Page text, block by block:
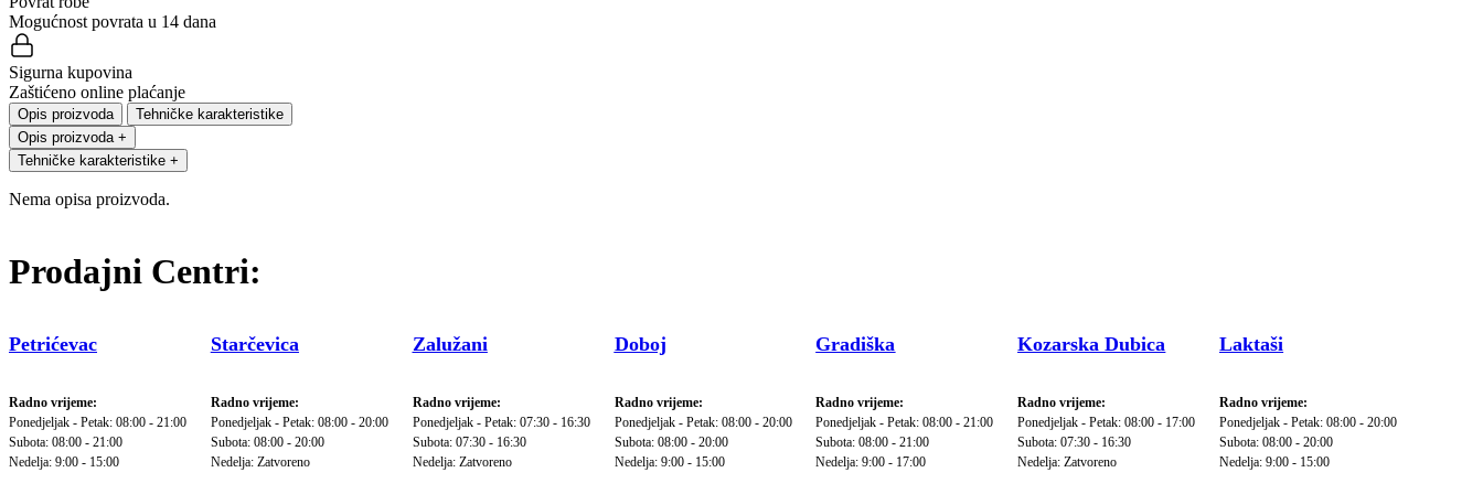
Mogućnost povrata u 14 dana
Sigurna kupovina
Zaštićeno online plaćanje
Opis proizvoda
Tehničke karakteristike
Opis proizvoda +
Tehničke karakteristike +
Nema opisa proizvoda.
Prodajni Centri:
Petrićevac
Radno vrijeme:
Ponedjeljak - Petak: 08:00 - 21:00
Subota: 08:00 - 21:00
Nedelja: 9:00 - 15:00
Starčevica
Radno vrijeme:
Ponedjeljak - Petak: 08:00 - 20:00
Subota: 08:00 - 20:00
Nedelja: Zatvoreno
Zalužani
Radno vrijeme:
Ponedjeljak - Petak: 07:30 - 16:30
Subota: 07:30 - 16:30
Nedelja: Zatvoreno
Doboj
Radno vrijeme:
Ponedjeljak - Petak: 08:00 - 20:00
Subota: 08:00 - 20:00
Nedelja: 9:00 - 15:00
Gradiška
Radno vrijeme:
Ponedjeljak - Petak: 08:00 - 21:00
Subota: 08:00 - 21:00
Nedelja: 9:00 - 17:00
Kozarska Dubica
Radno vrijeme:
Ponedjeljak - Petak: 08:00 - 17:00
Subota: 07:30 - 16:30
Nedelja: Zatvoreno
Laktaši
Radno vrijeme:
Ponedjeljak - Petak: 08:00 - 20:00
Subota: 08:00 - 20:00
Nedelja: 9:00 - 15:00